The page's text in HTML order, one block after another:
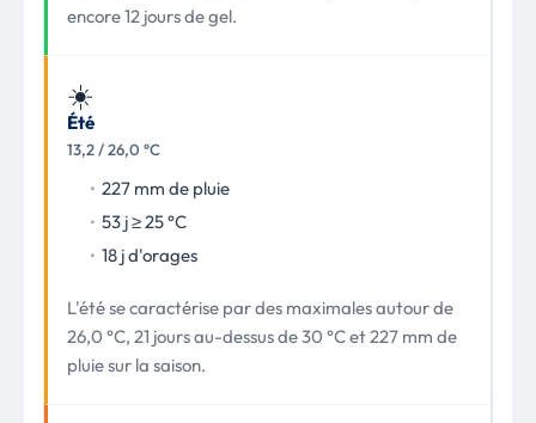
encore 12 jours de gel.
☀️
Été
13,2 / 26,0 °C
227 mm de pluie
53 j ≥ 25 °C
18 j d'orages
L'été se caractérise par des maximales autour de
26,0 °C, 21 jours au-dessus de 30 °C et 227 mm de
pluie sur la saison.